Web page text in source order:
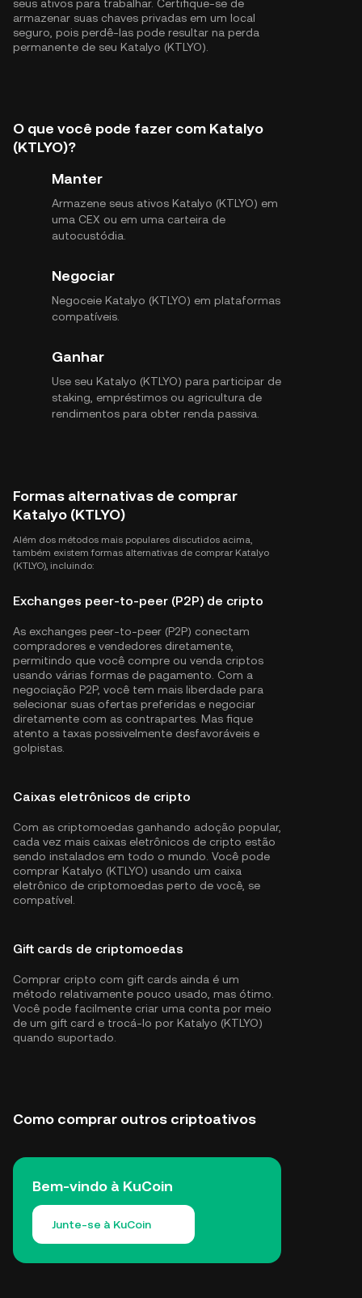
seus ativos para trabalhar. Certifique-se de
armazenar suas chaves privadas em um local
seguro, pois perdê-las pode resultar na perda
permanente de seu Katalyo (KTLYO).
O que você pode fazer com Katalyo
(KTLYO)?
Manter
Armazene seus ativos Katalyo (KTLYO) em
uma CEX ou em uma carteira de
autocustódia.
Negociar
Negoceie Katalyo (KTLYO) em plataformas
compatíveis.
Ganhar
Use seu Katalyo (KTLYO) para participar de
staking, empréstimos ou agricultura de
rendimentos para obter renda passiva.
Formas alternativas de comprar
Katalyo (KTLYO)
Além dos métodos mais populares discutidos acima,
também existem formas alternativas de comprar Katalyo
(KTLYO), incluindo:
Exchanges peer-to-peer (P2P) de cripto
As exchanges peer-to-peer (P2P) conectam
compradores e vendedores diretamente,
permitindo que você compre ou venda criptos
usando várias formas de pagamento. Com a
negociação P2P, você tem mais liberdade para
selecionar suas ofertas preferidas e negociar
diretamente com as contrapartes. Mas fique
atento a taxas possivelmente desfavoráveis e
golpistas.
Caixas eletrônicos de cripto
Com as criptomoedas ganhando adoção popular,
cada vez mais caixas eletrônicos de cripto estão
sendo instalados em todo o mundo. Você pode
comprar Katalyo (KTLYO) usando um caixa
eletrônico de criptomoedas perto de você, se
compatível.
Gift cards de criptomoedas
Comprar cripto com gift cards ainda é um
método relativamente pouco usado, mas ótimo.
Você pode facilmente criar uma conta por meio
de um gift card e trocá-lo por Katalyo (KTLYO)
quando suportado.
Como comprar outros criptoativos
Bem-vindo à KuCoin
Junte-se à KuCoin